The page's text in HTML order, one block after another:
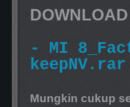
- MI
keepNV.rar
Mungkin cukup